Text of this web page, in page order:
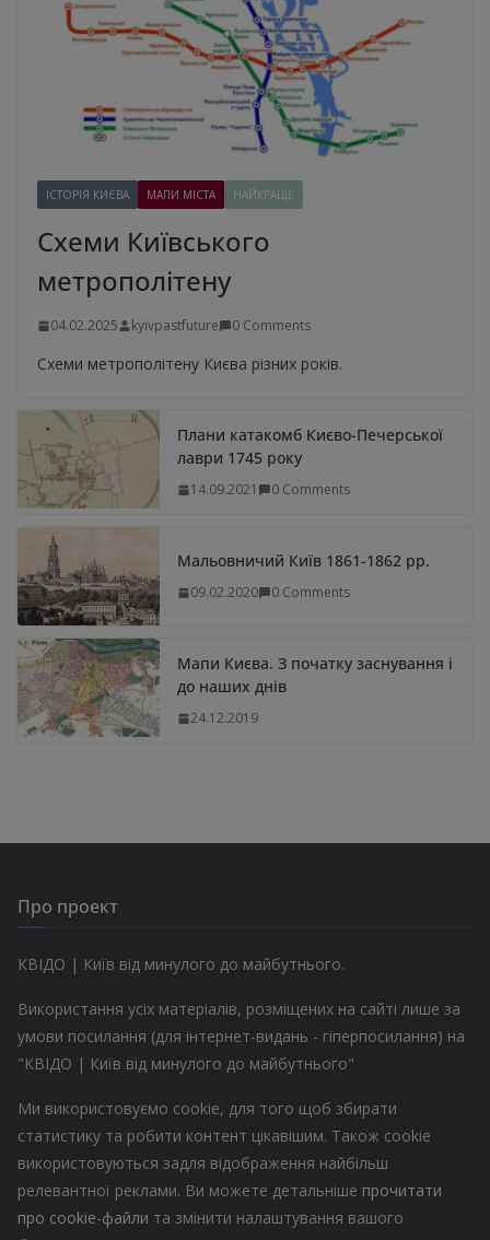
ІСТОРІЯ КИЄВА МАПИ МІСТА НАЙКРАЩЕ
Схеми Київського
метрополітену
04.02.2025 kyivpastfuture 0 Comments
Схеми метрополітену Києва різних років.
Плани катакомб Києво-Печерської
лаври 1745 року
14.09.2021 0 Comments
Мальовничий Київ 1861-1862 рр.
09.02.2020 0 Comments
Мапи Києва. З початку заснування і
до наших днів
24.12.2019
Про проект
КВІДО | Київ від минулого до майбутнього.
Використання усіх матеріалів, розміщених на сайті лише за
умови посилання (для інтернет-видань - гіперпосилання) на
"КВІДО | Київ від минулого до майбутнього"
Ми використовуємо cookie, для того щоб збирати
статистику та робити контент цікавішим. Також cookie
використовуються задля відображення найбільш
релевантної реклами. Ви можете детальніше прочитати
про cookie-файли та змінити налаштування вашого